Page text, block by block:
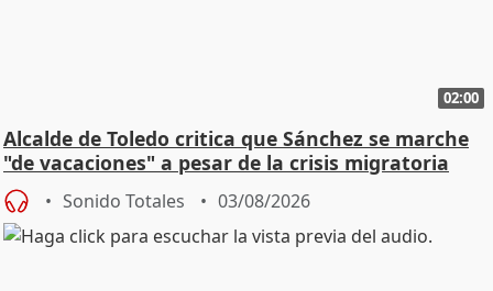
02:00
Alcalde de Toledo critica que Sánchez se marche
"de vacaciones" a pesar de la crisis migratoria
Sonido Totales 03/08/2026